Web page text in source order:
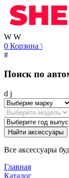
W W
0 Корзина \
#
Поиск по
d j
Найти аксессуары
Все аксессуары
Главная
Каталог